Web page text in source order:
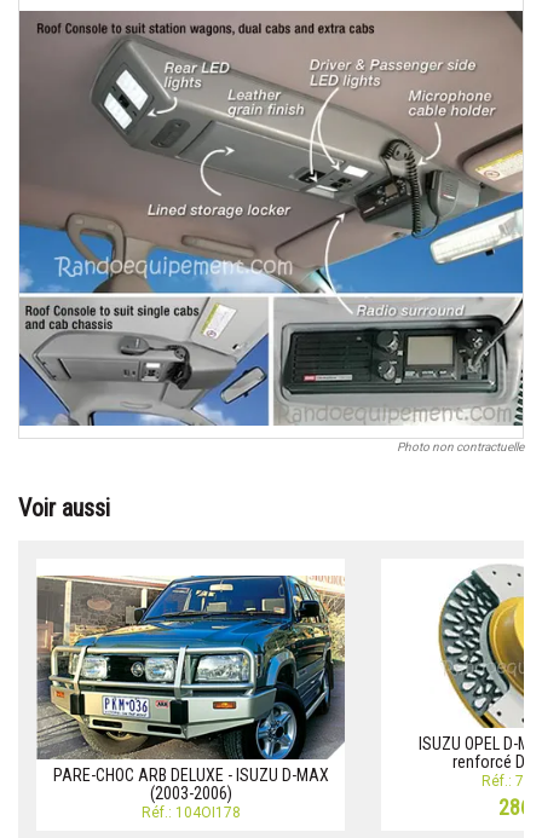
Photo non contractuelle
Voir aussi
PARE-CHOC ARB DELUXE - ISUZU D-MAX
(2003-2006)
Réf.: 104OI178
ISUZU OPEL D-
renforcé
Réf.: